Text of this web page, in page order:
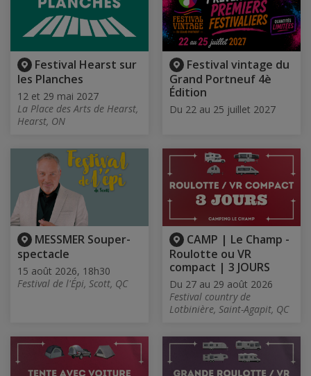
Festival Hearst sur
les Planches
12 et 29 mai 2027
La Place des Arts de Hearst,
Hearst, ON
Festival vintage du
Grand Portneuf 4è
Édition
Du 22 au 25 juillet 2027
MESSMER Souper-
spectacle
15 août 2026, 18h30
Festival de l'Épi, Scott, QC
CAMP | Le Champ -
Roulotte ou VR
compact | 3 JOURS
Du 27 au 29 août 2026
Festival country de
Lotbinière, Saint-Agapit, QC